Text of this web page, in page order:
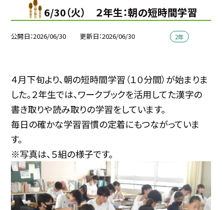
6/30（火） ２年生：朝の短時間学習
公開日 2026/06/30 更新日 2026/06/30 2年
４月下旬より、朝の短時間学習（１０分間）が始まりま
した。２年生では、ワークブックを活用してた漢字の
書き取りや読み取りの学習をしています。
毎日の確かな学習習慣の定着にもつながっていま
す。
※写真は、５組の様子です。